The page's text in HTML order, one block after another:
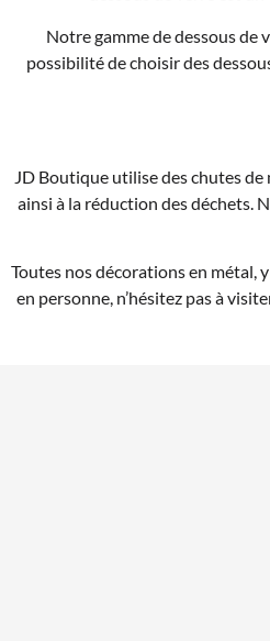
Notre gamme de dessous de
possibilité de choisir des
JD Boutique utilise des chutes
ainsi à la réduction des déchets.
Toutes nos décorations en métal,
en personne, n’hésitez pas à